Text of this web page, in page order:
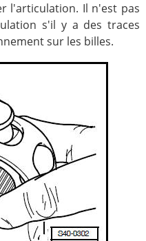
l'articulation. Il n'est pas
s'il y a des traces
sur les billes.